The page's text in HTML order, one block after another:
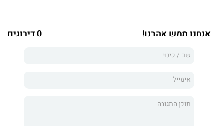
אנחנו ממש אהבנו! 0 דירוגים